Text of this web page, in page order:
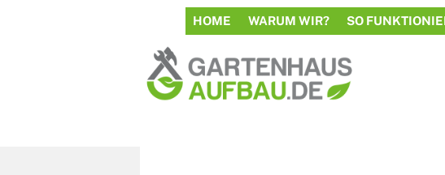
HOME WARUM WIR? SO